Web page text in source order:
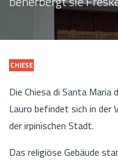
CHIESE
Die Chiesa di Santa Maria
Lauro befindet sich in der
der irpinischen Stadt.
Das religiöse Gebäude